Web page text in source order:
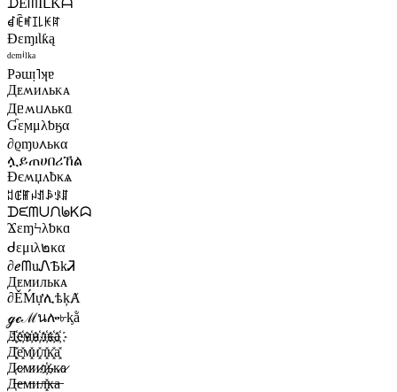
ꀸꍟꎭꀤ꒒ꀘꍏ
ƉɛɱıƖƙą
ᵈᵉᵐⁱˡᵏᵃ
Pǝɯᴉ˥ʞɐ
Дᴇʍиᴧьᴋᴀ
Дᥱʍᥙ᧘ьκᥲ
Ɠεϻμλƅӄα
∂ϱɱυ᧘ьκα
ሏይጠሀበሪኸል
Đєʍџʌƀκѧ
ꅓꂅꂵꈤꀊꎪꂪꁲ
ᗪᙓᗰᑌᙁᖚᏦᗣ
ϪɛɱϞλƅκɑ
ᑯεμιλ๒κα
∂ℯᗰuᏁѢkᏘ
Дᴇмилькᴀ
∂ĚḾựሊѣķȺ
ℊℯℳนሎ৮ᶄằ
Д҉е҉м҉и҉л҉к҉а҉
Д͓̽е͓̽м͓̽и͓̽л͓̽к͓̽а͓̽
Д̷е̷м̷и̷л̷҉ьк̷а̷
Д̶е̶м̶и̶л̶͓̽к̶а̶